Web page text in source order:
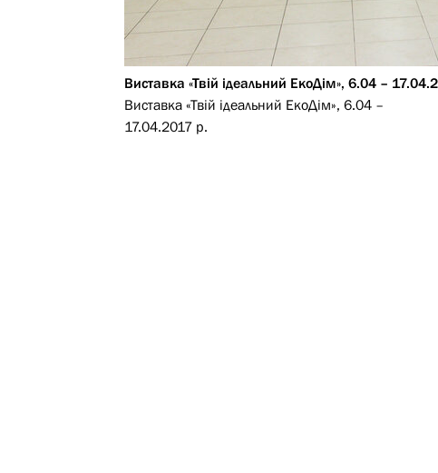
Виставка «Твій ідеальний ЕкоДім», 6.04 –
Виставка «Твій ідеальний ЕкоДім», 6.04 –
17.04.2017 р.